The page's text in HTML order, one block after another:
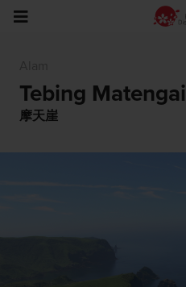
Tebing Matengai
摩天崖